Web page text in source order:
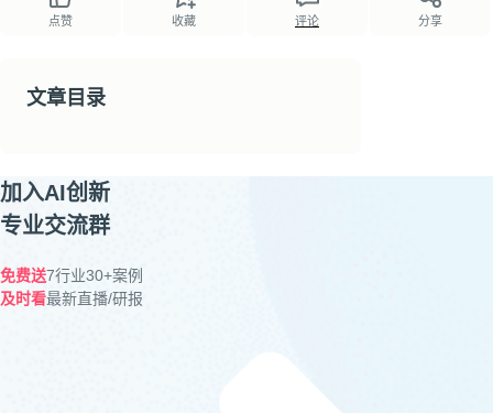
点赞 收藏 评论 分享
文章目录
加入AI创新
专业交流群
免费送7行业30+案例
及时看最新直播/研报